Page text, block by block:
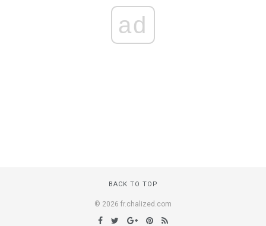
ad
BACK TO TOP
© 2026 fr.chalized.com